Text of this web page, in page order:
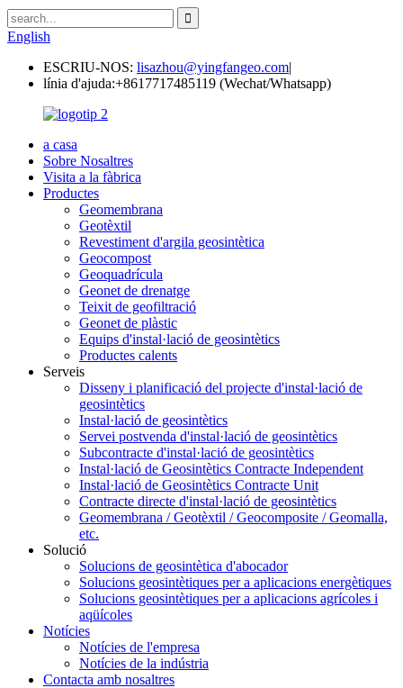
English
ESCRIU-NOS: lisazhou@yingfangeo.com|
línia d'ajuda:+8617717485119 (Wechat/Whatsapp)
a casa
Sobre Nosaltres
Visita a la fàbrica
Productes
Geomembrana
Geotèxtil
Revestiment d'argila geosintètica
Geocompost
Geoquadrícula
Geonet de drenatge
Teixit de geofiltració
Geonet de plàstic
Equips d'instal·lació de geosintètics
Productes calents
Serveis
Disseny i planificació del projecte d'instal·lació de
geosintètics
Instal·lació de geosintètics
Servei postvenda d'instal·lació de geosintètics
Subcontracte d'instal·lació de geosintètics
Instal·lació de Geosintètics Contracte Independent
Instal·lació de Geosintètics Contracte Unit
Contracte directe d'instal·lació de geosintètics
Geomembrana / Geotèxtil / Geocomposite / Geomalla,
etc.
Solució
Solucions de geosintètica d'abocador
Solucions geosintètiques per a aplicacions energètiques
Solucions geosintètiques per a aplicacions agrícoles i
aqüícoles
Notícies
Notícies de l'empresa
Notícies de la indústria
Contacta amb nosaltres